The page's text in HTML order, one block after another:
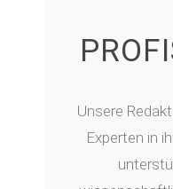
Unsere
Experten in